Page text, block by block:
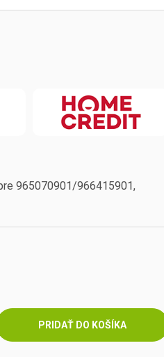
PRIDAŤ DO KOŠÍKA
965070901/966415901,